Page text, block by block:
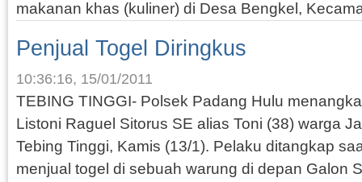
makanan khas (kuliner) di Desa Bengkel,
Penjual Togel Diringkus
10:36:16, 15/01/2011
TEBING TINGGI- Polsek Padang Hulu
Listoni Raguel Sitorus SE alias Toni (38) warga
Tebing Tinggi, Kamis (13/1). Pelaku ditangkap
menjual togel di sebuah warung di depan Galon